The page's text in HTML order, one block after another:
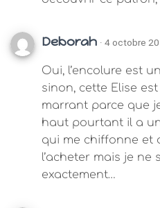
Deborah · 4 octobre
Oui, l’encolure est
sinon, cette Elise est
marrant parce que
haut pourtant il a
qui me chiffonne et
l’acheter mais je ne
exactement…